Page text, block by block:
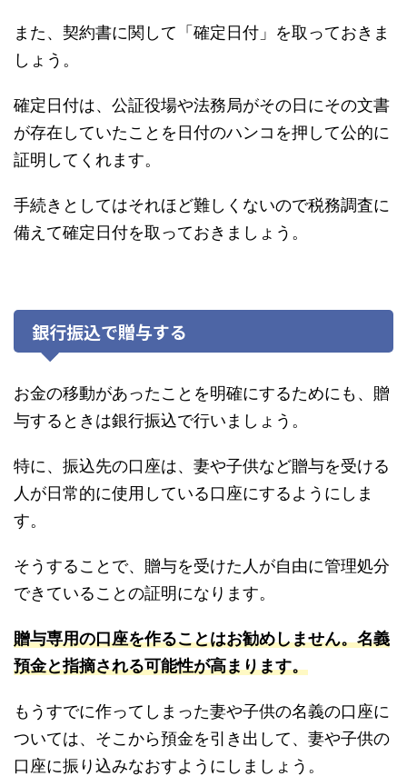
また、契約書に関して「確定日付」を取っておきま
しょう。
確定日付は、公証役場や法務局がその日にその文書
が存在していたことを日付のハンコを押して公的に
証明してくれます。
手続きとしてはそれほど難しくないので税務調査に
備えて確定日付を取っておきましょう。
銀行振込で贈与する
お金の移動があったことを明確にするためにも、贈
与するときは銀行振込で行いましょう。
特に、振込先の口座は、妻や子供など贈与を受ける
人が日常的に使用している口座にするようにしま
す。
そうすることで、贈与を受けた人が自由に管理処分
できていることの証明になります。
贈与専用の口座を作ることはお勧めしません。名義
預金と指摘される可能性が高まります。
もうすでに作ってしまった妻や子供の名義の口座に
ついては、そこから預金を引き出して、妻や子供の
口座に振り込みなおすようにしましょう。